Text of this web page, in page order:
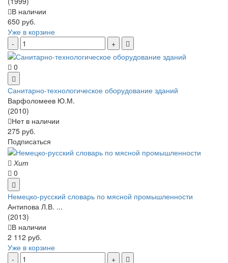
В наличии
650 руб.
Уже в корзине
0
Санитарно-технологическое оборудование зданий
Варфоломеев Ю.М.
(2010)
Нет в наличии
275 руб.
Подписаться
Хит
0
Немецко-русский словарь по мясной промышленности
Антипова Л.В. ...
(2013)
В наличии
2 112 руб.
Уже в корзине